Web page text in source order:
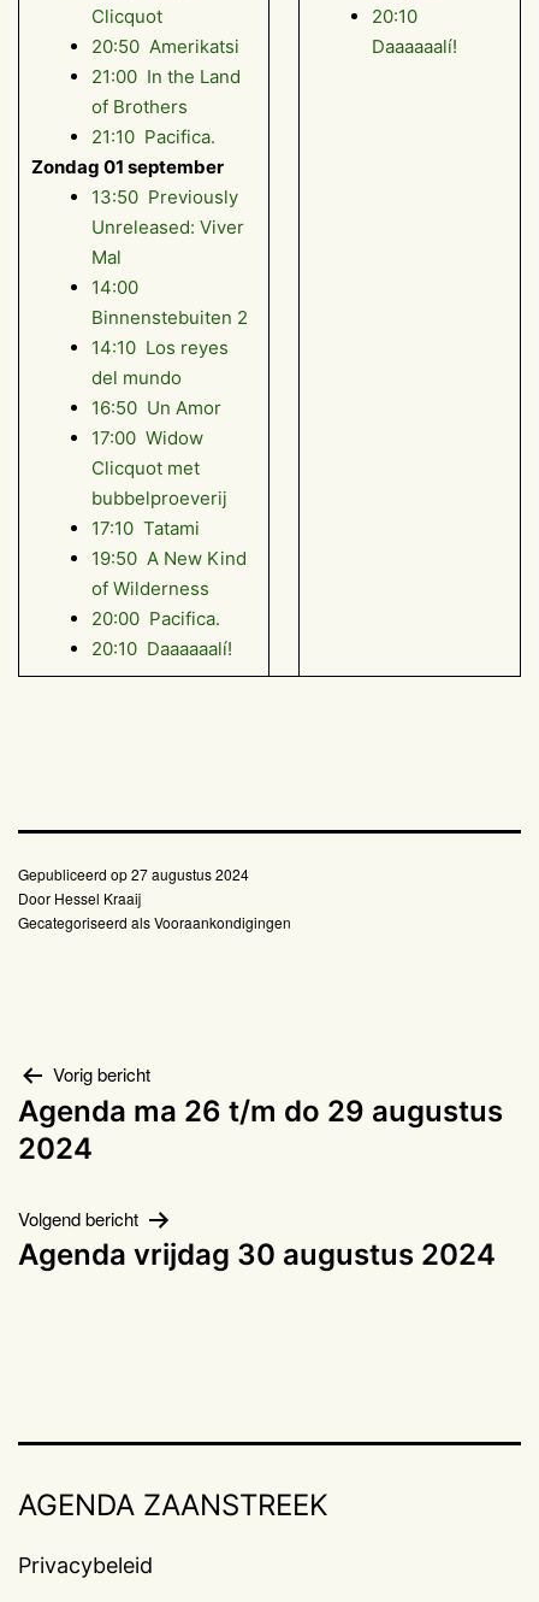
Clicquot
20:50 Amerikatsi
21:00 In the Land
of Brothers
21:10 Pacifica.
Zondag 01 september
13:50 Previously
Unreleased: Viver
Mal
14:00
Binnenstebuiten 2
14:10 Los reyes
del mundo
16:50 Un Amor
17:00 Widow
Clicquot met
bubbelproeverij
17:10 Tatami
19:50 A New Kind
of Wilderness
20:00 Pacifica.
20:10 Daaaaaalí!
20:10
Daaaaaalí!
Gepubliceerd op27 augustus 2024
Door Hessel Kraaij
Gecategoriseerd alsVooraankondigingen
Bericht
navigatie
Vorig bericht
Agenda ma 26 t/m do 29 augustus
2024
Volgend bericht
Agenda vrijdag 30 augustus 2024
AGENDA ZAANSTREEK
Privacybeleid